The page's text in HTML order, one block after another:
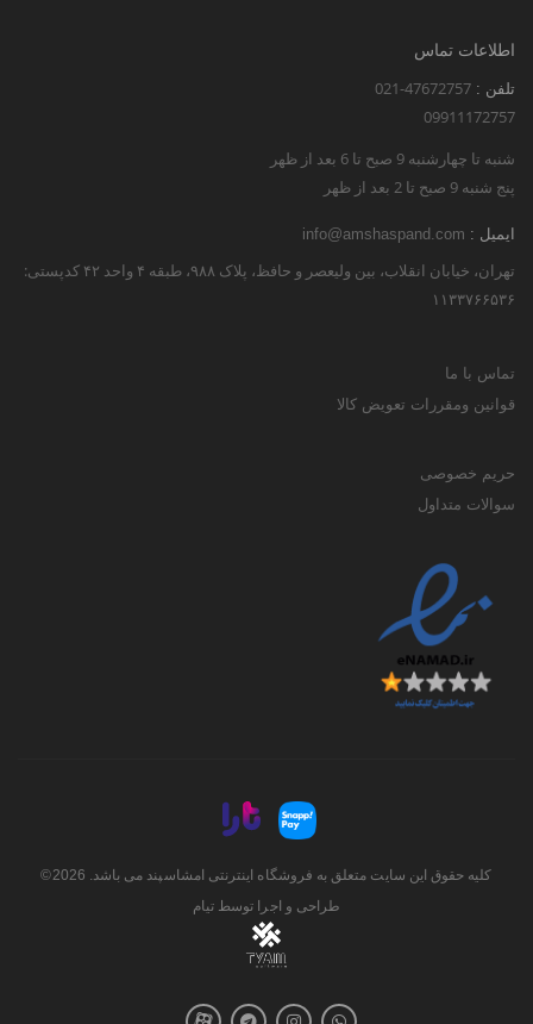
اطلاعات تماس
تلفن : 021-47672757
09911172757
شنبه تا چهارشنبه 9 صبح تا 6 بعد از ظهر
پنج شنبه 9 صبح تا 2 بعد از ظهر
ایمیل : info@amshaspand.com
تهران، خیابان انقلاب، بین ولیعصر و حافظ، پلاک ۹۸۸، طبقه ۴ واحد ۴۲ کدپستی:
۱۱۳۳۷۶۶۵۳۶
تماس با ما
قوانین ومقررات تعویض کالا
حریم خصوصی
سوالات متداول
کلیه حقوق این سایت متعلق به فروشگاه اینترنتی امشاسپند می باشد. 2026©
طراحی و اجرا توسط تیام